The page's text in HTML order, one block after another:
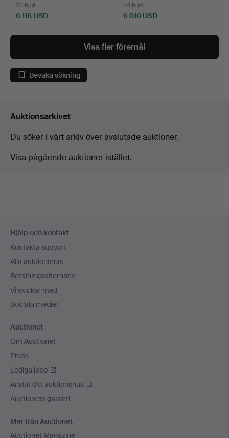
23 bud
6 116 USD
24 bud
6 010 USD
Visa fler föremål
Bevaka sökning
Auktionsarkivet
Du söker i vårt arkiv över avslutade auktioner.
Visa pågående auktioner istället.
Hjälp och kontakt
Kontakta support
Alla auktionshus
Betalningsalternativ
Vi skickar med
Sociala medier
Auctionet
Om Auctionet
Press
Lediga jobb
Anslut ditt auktionshus
Auctionets garanti
Mer från Auctionet
Auctionet Magazine